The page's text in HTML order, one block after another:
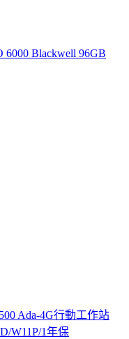
Blackwell 96GB
Ada-4G行動工作站
W11P/1年保